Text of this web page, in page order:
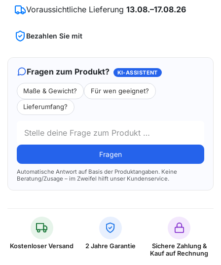
Bezahlen Sie mit
Voraussichtliche Lieferung 13.08.–17.08.26
Fragen zum Produkt? KI-ASSISTENT
Maße & Gewicht? Für wen geeignet?
Lieferumfang?
Fragen
Automatische Antwort auf Basis der Produktangaben. Keine
Beratung/Zusage – im Zweifel hilft unser Kundenservice.
Kostenloser Versand 2 Jahre Garantie
Sichere Zahlung &
Kauf auf Rechnung